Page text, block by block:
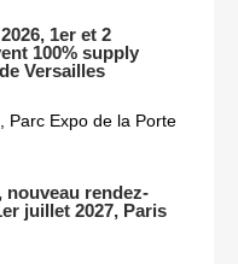
1er et 2
100% supply
Versailles
Parc Expo de la Porte
nouveau rendez-
juillet 2027, Paris